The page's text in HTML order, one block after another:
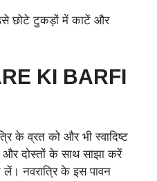
उसे छोटे टुकड़ों में काटें और
KI BARFI
के व्रत को और भी स्वादिष्ट
और दोस्तों के साथ साझा करें
नवरात्रि के इस पावन